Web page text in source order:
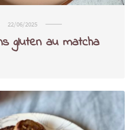
22/06/2025
gluten au matcha